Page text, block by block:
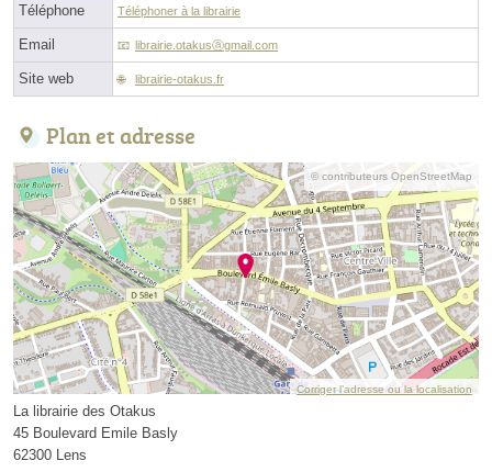
Téléphone Téléphoner à la librairie
Email librairie.otakusⓐgmail.com
Site web librairie-otakus.fr
Plan et adresse
© contributeurs OpenStreetMap
Corriger l’adresse ou la localisation
La librairie des Otakus
45 Boulevard Emile Basly
62300 Lens